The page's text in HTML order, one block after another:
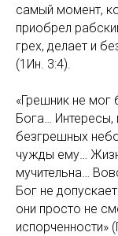
самый момент,
приобрел
грех, делает и
(1Ин. 3:4).
«Грешник не мог
Бога…
безгрешных
чужды ему…
мучительна…
Бог не
они просто не
испорченности»